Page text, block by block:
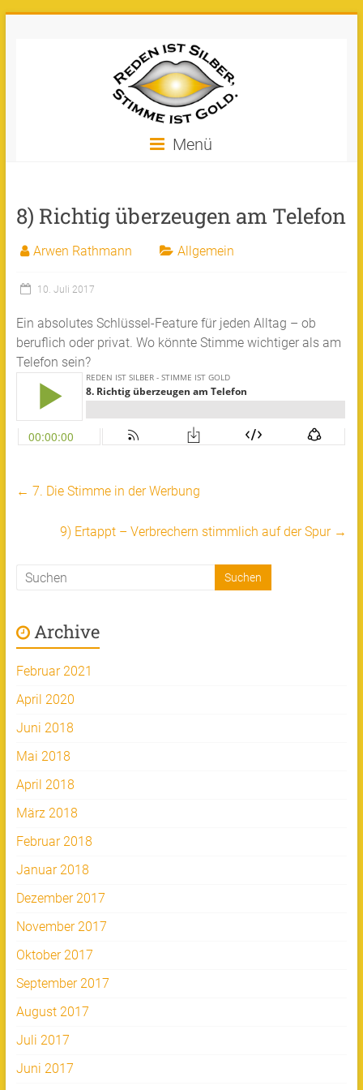
zu
Gold!
Menü
8) Richtig überzeugen am Telefon
Arwen Rathmann Allgemein
10. Juli 2017
Ein absolutes Schlüssel-Feature für jeden Alltag – ob
beruflich oder privat. Wo könnte Stimme wichtiger als am
Telefon sein?
← 7. Die Stimme in der Werbung
9) Ertappt – Verbrechern stimmlich auf der Spur →
Archive
Februar 2021
April 2020
Juni 2018
Mai 2018
April 2018
März 2018
Februar 2018
Januar 2018
Dezember 2017
November 2017
Oktober 2017
September 2017
August 2017
Juli 2017
Juni 2017